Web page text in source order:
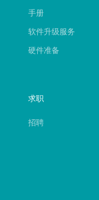
手册
软件升级服务
硬件准备
求职
招聘